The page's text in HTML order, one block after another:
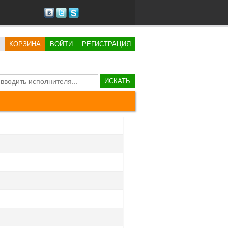
КОРЗИНА ВОЙТИ РЕГИСТРАЦИЯ
ИСКАТЬ